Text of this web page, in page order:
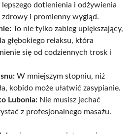
lepszego dotlenienia i odżywienia
zdrowy i promienny wygląd.
To nie tylko zabieg upiększający,
głębokiego relaksu, która
się od codziennych trosk i
W mniejszym stopniu, niż
kobido może ułatwić zasypianie.
Lubonia: Nie musisz jechać
z profesjonalnego masażu.